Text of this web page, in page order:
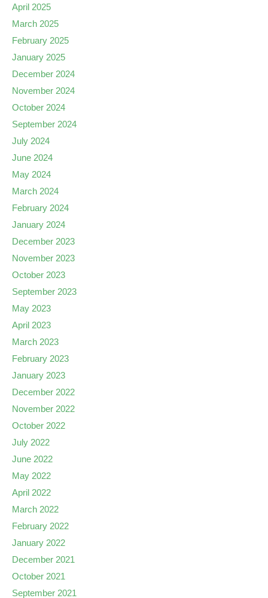
April 2025
March 2025
February 2025
January 2025
December 2024
November 2024
October 2024
September 2024
July 2024
June 2024
May 2024
March 2024
February 2024
January 2024
December 2023
November 2023
October 2023
September 2023
May 2023
April 2023
March 2023
February 2023
January 2023
December 2022
November 2022
October 2022
July 2022
June 2022
May 2022
April 2022
March 2022
February 2022
January 2022
December 2021
October 2021
September 2021